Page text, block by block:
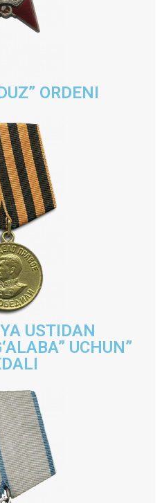
ORDENI
USTIDAN
UCHUN”